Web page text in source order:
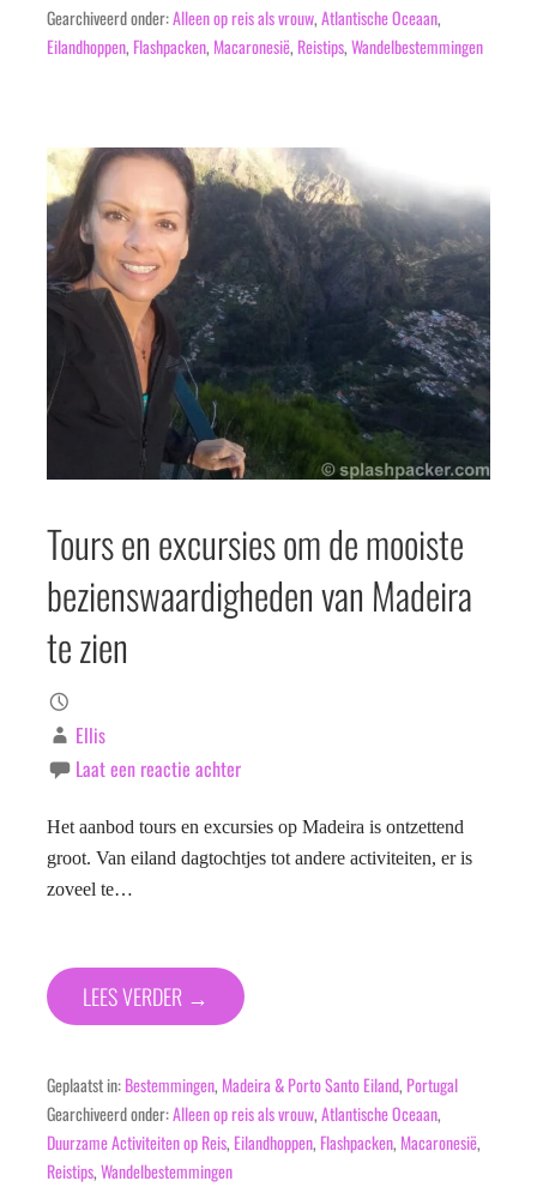
Gearchiveerd onder:Alleen op reis als vrouw,Atlantische Oceaan,
Eilandhoppen, Flashpacken, Macaronesië, Reistips,Wandelbestemmingen
Tours en excursies om de mooiste
bezienswaardigheden van Madeira
te zien
Ellis
Laat een reactie achter
Het aanbod tours en excursies op Madeira is ontzettend
groot. Van eiland dagtochtjes tot andere activiteiten, er is
zoveel te…
LEES VERDER →
Geplaatst in:Bestemmingen, Madeira & Porto Santo Eiland, Portugal
Gearchiveerd onder:Alleen op reis als vrouw,Atlantische Oceaan,
Duurzame Activiteiten op Reis, Eilandhoppen, Flashpacken, Macaronesië,
Reistips,Wandelbestemmingen